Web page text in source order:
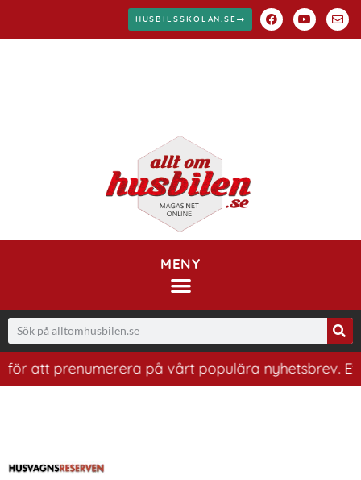
HUSBILSSKOLAN.SE
MENY
att prenumerera på vårt populära nyhetsbrev.